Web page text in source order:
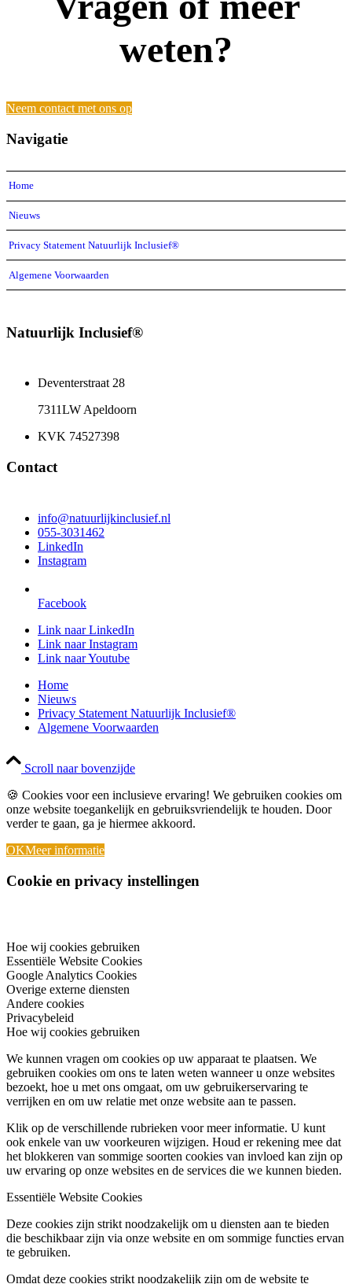
weten?
Neem contact met ons op
Navigatie
Home
Nieuws
Privacy Statement Natuurlijk Inclusief®
Algemene Voorwaarden
Natuurlijk Inclusief®
Deventerstraat 28
7311LW Apeldoorn
KVK 74527398
Contact
info@natuurlijkinclusief.nl
055-3031462
LinkedIn
Instagram
Facebook
Link naar LinkedIn
Link naar Instagram
Link naar Youtube
Home
Nieuws
Privacy Statement Natuurlijk Inclusief®
Algemene Voorwaarden
Scroll naar bovenzijde
🍪 Cookies voor een inclusieve ervaring! We gebruiken cookies om
onze website toegankelijk en gebruiksvriendelijk te houden. Door
verder te gaan, ga je hiermee akkoord.
OKMeer informatie
Cookie en privacy instellingen
Hoe wij cookies gebruiken
Essentiële Website Cookies
Google Analytics Cookies
Overige externe diensten
Andere cookies
Privacybeleid
Hoe wij cookies gebruiken
We kunnen vragen om cookies op uw apparaat te plaatsen. We
gebruiken cookies om ons te laten weten wanneer u onze websites
bezoekt, hoe u met ons omgaat, om uw gebruikerservaring te
verrijken en om uw relatie met onze website aan te passen.
Klik op de verschillende rubrieken voor meer informatie. U kunt
ook enkele van uw voorkeuren wijzigen. Houd er rekening mee dat
het blokkeren van sommige soorten cookies van invloed kan zijn op
uw ervaring op onze websites en de services die we kunnen bieden.
Essentiële Website Cookies
Deze cookies zijn strikt noodzakelijk om u diensten aan te bieden
die beschikbaar zijn via onze website en om sommige functies ervan
te gebruiken.
Omdat deze cookies strikt noodzakelijk zijn om de website te